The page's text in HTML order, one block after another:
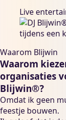
Live
Waarom Blijwin
Waarom
organisaties
Blijwin®?
Omdat ik geen
feestje bouwen.